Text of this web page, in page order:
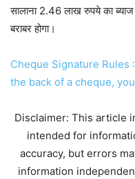
सालाना 2.46 लाख रुपये का
बराबर होगा।
Cheque Signature Rules
the back of a cheque,
Disclaimer: This article
intended for
accuracy, but errors
information